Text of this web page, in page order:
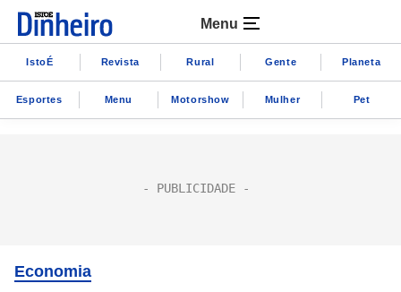
Menu
IstoÉ Revista Rural Gente Planeta
Esportes Menu Motorshow Mulher Pet
Economia